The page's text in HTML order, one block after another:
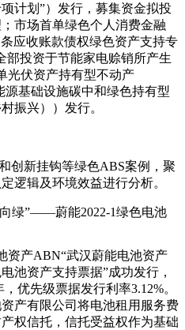
计划”）发行，募集资金拟投
市场首单绿色个人消费金融
应收账款债权绿色资产支持专
部投资于节能家电赊销所产生
光伏资产持有型不动产
基础设施碳中和绿色持有型
振兴））发行。
创新挂钩等绿色ABS案例，聚
逻辑及环境效益进行分析。
向绿”——蔚能2022-1绿色电池
资产ABN“武汉蔚能电池资产
池资产支持票据”成功发行，
优先级票据发行利率3.12%。
产有限公司将电池租用服务费
权信托，信托受益权作为基础